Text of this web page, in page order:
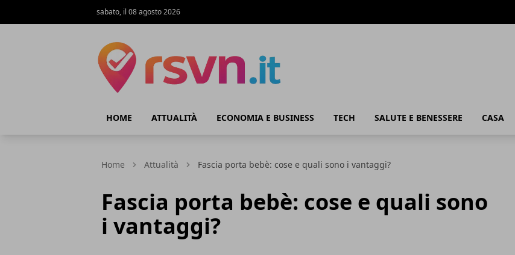
sabato, il 08 agosto 2026
HOME ATTUALITÀ ECONOMIA E BUSINESS TECH SALUTE E BENESSERE CASA
Home Attualità Fascia porta bebè: cose e quali sono i vantaggi?
Fascia porta bebè: cose e quali sono
i vantaggi?